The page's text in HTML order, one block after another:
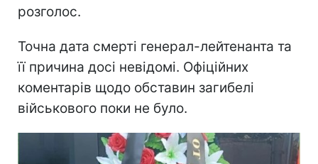
розголос.
Точна дата смерті генерал-лейтенанта та
її причина досі невідомі. Офіційних
коментарів щодо обставин загибелі
військового поки не було.